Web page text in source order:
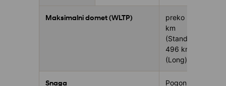
Maksimalni domet (WLTP)
preko 340
km
(Standard) /
496 km
(Long)
Snaga
Pogon na